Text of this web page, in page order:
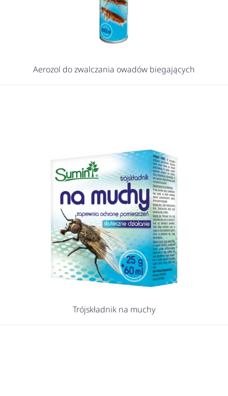
Aerozol do zwalczania owadów biegających
Trójskładnik na muchy